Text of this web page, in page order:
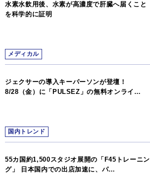
水素水飲用後、水素が高濃度で肝臓へ届くこと
を科学的に証明
メディカル
ジェクサーの導入キーパーソンが登壇！
8/28（金）に「PULSEZ」の無料オンライ…
国内トレンド
55カ国約1,500スタジオ展開の「F45トレーニン
グ」 日本国内での出店加速に、パ…